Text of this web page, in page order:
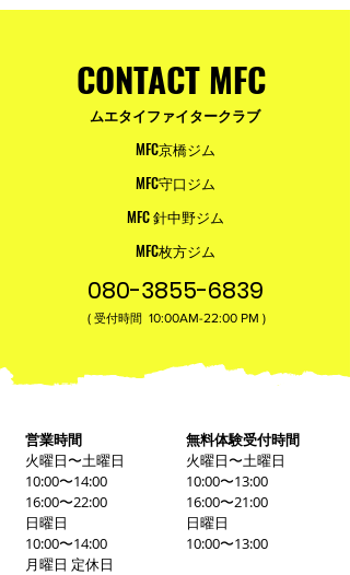
CONTACT MFC
ムエタイファイタークラブ
MFC京橋ジム
MFC守口ジム
MFC 針中野ジム
MFC枚方ジム
080-3855-6839
( 受付時間 10:00AM-22:00​ PM )
営業時間
火曜日〜土曜日
10:00〜14:00
16:00〜22:00
日曜日
10:00〜14:00
月曜日 定休日
無料体験受付時間
火曜日〜土曜日
10:00〜13:00
16:00〜21:00
日曜日
10:00〜13:00